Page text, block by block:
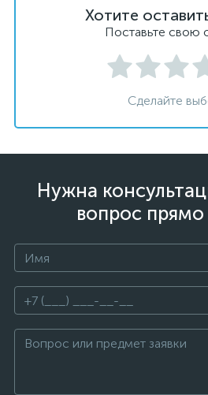
Хотите
Поставьте свою
Сделайте
Нужна
вопрос прямо